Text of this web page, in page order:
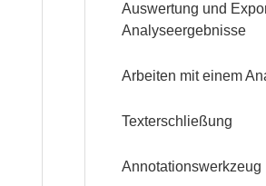
Auswertung und
Analyseergebnisse
Arbeiten mit einem
Texterschließung
Annotationswerkzeug